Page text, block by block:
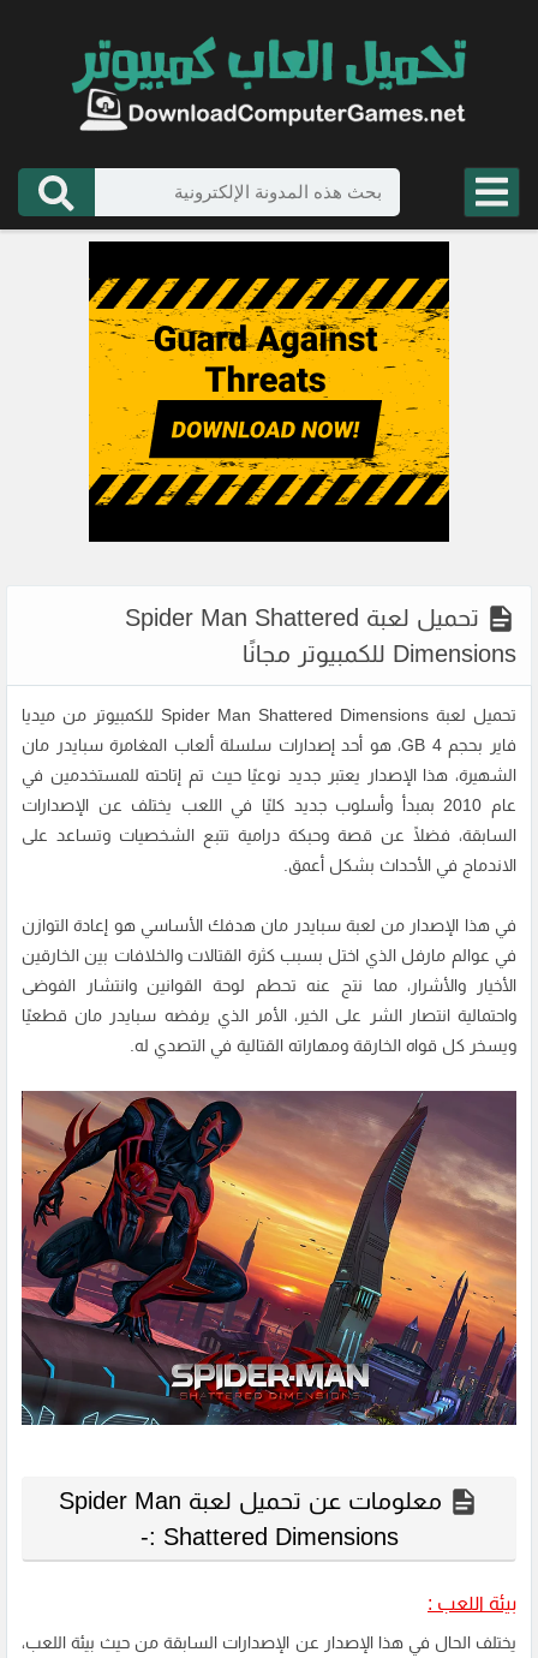
تحميل لعبة Spider Man Shattered
Dimensions للكمبيوتر مجانًا
تحميل لعبة Spider Man Shattered Dimensions للكمبيوتر من ميديا
فاير بحجم 4 GB، هو أحد إصدارات سلسلة ألعاب المغامرة سبايدر مان
الشهيرة، هذا الإصدار يعتبر جديد نوعيًا حيث تم إتاحته للمستخدمين في
عام 2010 بمبدأ وأسلوب جديد كليًا في اللعب يختلف عن الإصدارات
السابقة، فضلًا عن قصة وحبكة درامية تتبع الشخصيات وتساعد على
الاندماج في الأحداث بشكل أعمق.
في هذا الإصدار من لعبة سبايدر مان هدفك الأساسي هو إعادة التوازن
في عوالم مارفل الذي اختل بسبب كثرة القتالات والخلافات بين الخارقين
الأخيار والأشرار، مما نتج عنه تحطم لوحة القوانين وانتشار الفوضى
واحتمالية انتصار الشر على الخير، الأمر الذي يرفضه سبايدر مان قطعيًا
ويسخر كل قواه الخارقة ومهاراته القتالية في التصدي له.
معلومات عن تحميل لعبة Spider Man
Shattered Dimensions :-
بيئة اللعب :
يختلف الحال في هذا الإصدار عن الإصدارات السابقة من حيث بيئة اللعب،